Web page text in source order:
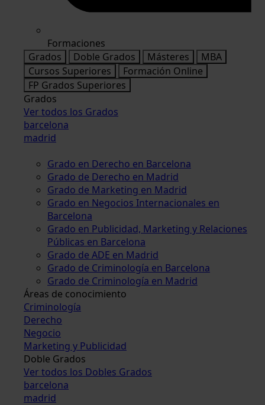
Formaciones
Grados
Doble Grados Másteres
MBA
Cursos Superiores
Formación Online
FP Grados Superiores
Grados
Ver todos los Grados
barcelona
madrid
Grado en Derecho en Barcelona
Grado de Derecho en Madrid
Grado de Marketing en Madrid
Grado en Negocios Internacionales en
Barcelona
Grado en Publicidad, Marketing y Relaciones
Públicas en Barcelona
Grado de ADE en Madrid
Grado de Criminología en Barcelona
Grado de Criminología en Madrid
Áreas de conocimiento
Criminología
Derecho
Negocio
Marketing y Publicidad
Doble Grados
Ver todos los Dobles Grados
barcelona
madrid